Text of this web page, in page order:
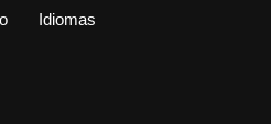
Idiomas